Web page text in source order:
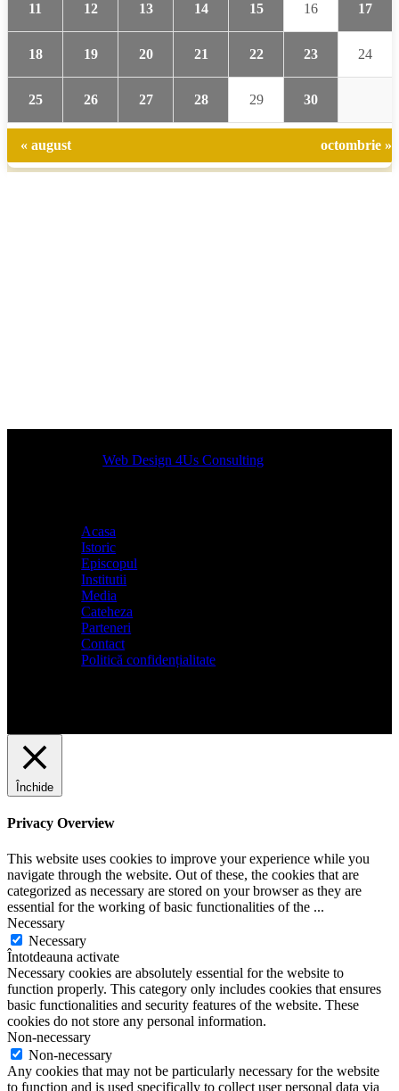
11 12 13 14 15 16 17
18 19 20 21 22 23 24
25 26 27 28 29 30
« august octombrie »
Designed byWeb Design 4Us Consulting
Acasa
Istoric
Episcopul
Institutii
Media
Cateheza
Parteneri
Contact
Politică confidențialitate
Închide
Privacy Overview
This website uses cookies to improve your experience while you
navigate through the website. Out of these, the cookies that are
categorized as necessary are stored on your browser as they are
essential for the working of basic functionalities of the ...
Necessary
Necessary
Întotdeauna activate
Necessary cookies are absolutely essential for the website to
function properly. This category only includes cookies that ensures
basic functionalities and security features of the website. These
cookies do not store any personal information.
Non-necessary
Non-necessary
Any cookies that may not be particularly necessary for the website
to function and is used specifically to collect user personal data via